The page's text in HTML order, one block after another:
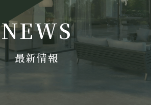
NEWS
最新情報